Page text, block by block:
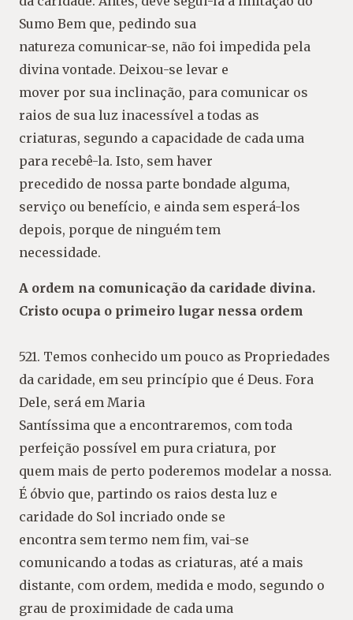
Sumo Bem que, pedindo sua
natureza comunicar-se, não foi impedida pela
divina vontade. Deixou-se levar e
mover por sua inclinação, para comunicar os
raios de sua luz inacessível a todas as
criaturas, segundo a capacidade de cada uma
para recebê-la. Isto, sem haver
precedido de nossa parte bondade alguma,
serviço ou benefício, e ainda sem esperá-los
depois, porque de ninguém tem
necessidade.
A ordem na comunicação da caridade divina.
Cristo ocupa o primeiro lugar nessa ordem
521. Temos conhecido um pouco as Propriedades
da caridade, em seu princípio que é Deus. Fora
Dele, será em Maria
Santíssima que a encontraremos, com toda
perfeição possível em pura criatura, por
quem mais de perto poderemos modelar a nossa.
É óbvio que, partindo os raios desta luz e
caridade do Sol incriado onde se
encontra sem termo nem fim, vai-se
comunicando a todas as criaturas, até a mais
distante, com ordem, medida e modo, segundo o
grau de proximidade de cada uma